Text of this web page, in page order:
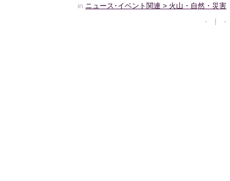
in ニュース･イベント関連 > 火山・自然・災害
- | -